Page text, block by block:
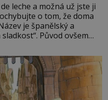
leche a možná už jste ji
o tom, že doma
je španělský a
Původ ovšem
zemí a k tomu